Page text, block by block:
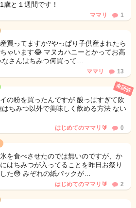
歳と１週間です！
ママリ 1
買ってますか?やっぱり子供産まれたら
ゃいます😂 マヌカハニーとかってお高
さんはちみつ何買って…
ママリ 13
の粉を買ったんですが 酸っぱすぎて飲
ちみつ以外で美味しく飲める方法 ない
未回答
はじめてのママリ🔰 0
を食べさせたのでは無いのですが、か
はちみつが入ってることを昨日お祭り
た😳 みぞれの紙パックが…
はじめてのママリ🔰 2